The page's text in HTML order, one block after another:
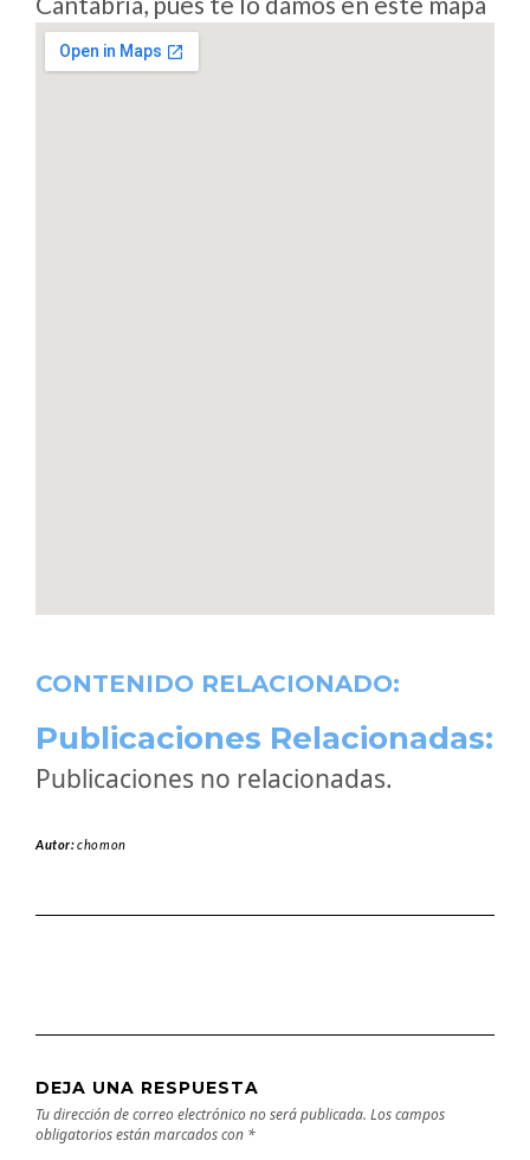
CONTENIDO RELACIONADO:
Publicaciones Relacionadas:
Publicaciones no relacionadas.
Autor:chomon
DEJA UNA RESPUESTA
Tu dirección de correo electrónico no será publicada. Los campos
obligatorios están marcados con *